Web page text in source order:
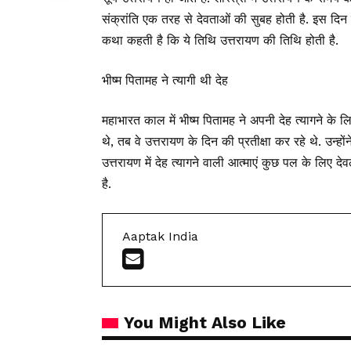
संक्रांति एक तरह से देवताओं की सुबह होती है. इस दिन
कथा कहती है कि ये तिथि उत्तरायण की तिथि होती है.
भीष्म पितामह ने त्यागी थी देह
महाभारत काल में भीष्म पितामह ने अपनी देह त्यागने
थे, तब वे उत्तरायण के दिन की प्रतीक्षा कर रहे थे.
उत्तरायण में देह त्यागने वाली आत्माएं कुछ पल के लिए
है.
Aaptak India
You Might Also Like